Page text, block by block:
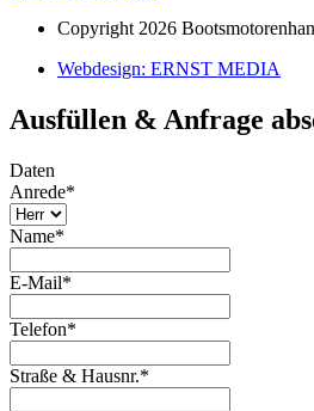
Copyright 2026
Webdesign: ERNST MEDIA
Ausfüllen & Anfrage
Daten
Anrede*
Name*
E-Mail*
Telefon*
Straße & Hausnr.*